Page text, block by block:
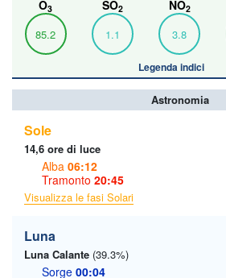
O3
85.2
SO2
1.1
NO2
3.8
Legenda indici
Astronomia
Sole
14,6 ore di luce
Alba 06:12
Tramonto 20:45
Visualizza le fasi Solari
Luna
Luna Calante (39.3%)
Sorge 00:04